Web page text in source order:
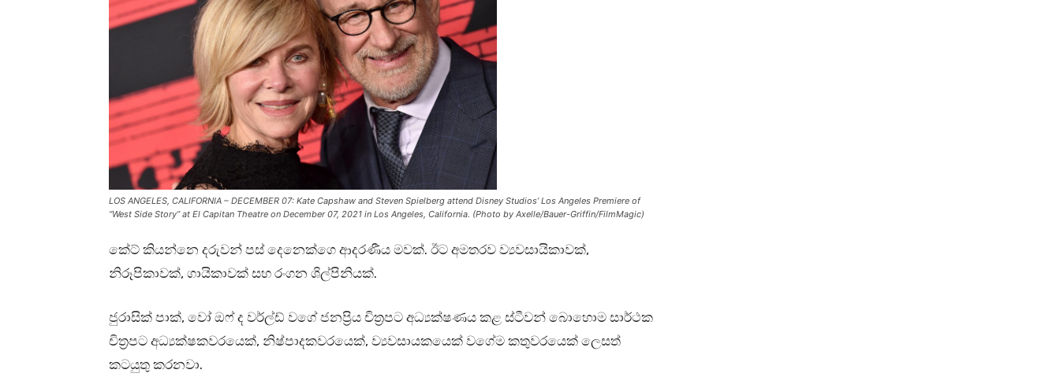
LOS ANGELES, CALIFORNIA – DECEMBER 07: Kate Capshaw and Steven Spielberg attend Disney Studios’ Los Angeles Premiere of
“West Side Story” at El Capitan Theatre on December 07, 2021 in Los Angeles, California. (Photo by Axelle/Bauer-Griffin/FilmMagic)
කේට් කියන්නෙ දරුවන් පස් දෙනෙක්ගෙ ආදරණීය මවක්. ඊට අමතරව ව්‍යවසායිකාවක්,
නිරූපිකාවක්, ගායිකාවක් සහ රංගන ශිල්පිනියක්.
ජුරාසික් පාක්, වෝ ඔෆ් ද වර්ල්ඩ් වගේ ජනප්‍රිය චිත්‍රපට අධ්‍යක්ෂණය කළ ස්ටීවන් බොහොම සාර්ථක
චිත්‍රපට අධ්‍යක්ෂකවරයෙක්, නිෂ්පාදකවරයෙක්, ව්‍යවසායකයෙක් වගේම කතුවරයෙක් ලෙසත්
කටයුතු කරනවා.